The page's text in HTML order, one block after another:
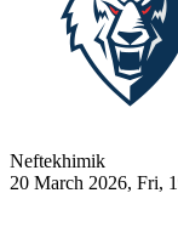
Neftekhimik
20 March 2026, Fri,